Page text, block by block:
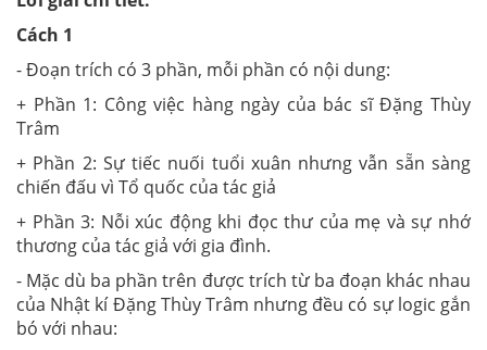
Cách 1
- Đoạn trích có 3 phần, mỗi phần có nội dung:
+ Phần 1: Công việc hàng ngày của bác sĩ Đặng Thùy
Trâm
+ Phần 2: Sự tiếc nuối tuổi xuân nhưng vẫn sẵn sàng
chiến đấu vì Tổ quốc của tác giả
+ Phần 3: Nỗi xúc động khi đọc thư của mẹ và sự nhớ
thương của tác giả với gia đình.
- Mặc dù ba phần trên được trích từ ba đoạn khác nhau
của Nhật kí Đặng Thùy Trâm nhưng đều có sự logic gắn
bó với nhau: